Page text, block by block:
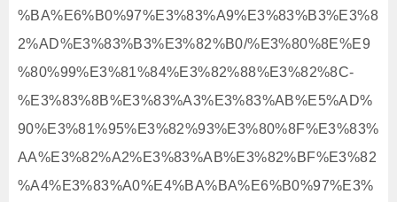
%BA%E6%B0%97%E3%83%A9%E3%83%B3%E3%8
2%AD%E3%83%B3%E3%82%B0/%E3%80%8E%E9
%80%99%E3%81%84%E3%82%88%E3%82%8C-
%E3%83%8B%E3%83%A3%E3%83%AB%E5%AD%
90%E3%81%95%E3%82%93%E3%80%8F%E3%83%
AA%E3%82%A2%E3%83%AB%E3%82%BF%E3%82
%A4%E3%83%A0%E4%BA%BA%E6%B0%97%E3%